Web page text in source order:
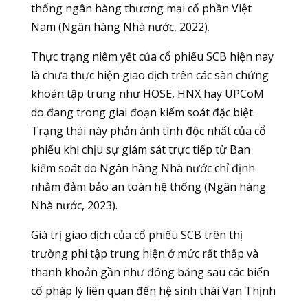
thống ngân hàng thương mại cổ phần Việt
Nam (Ngân hàng Nhà nước, 2022).
Thực trạng niêm yết của cổ phiếu SCB hiện nay
là chưa thực hiện giao dịch trên các sàn chứng
khoán tập trung như HOSE, HNX hay UPCoM
do đang trong giai đoạn kiểm soát đặc biệt.
Trạng thái này phản ánh tính độc nhất của cổ
phiếu khi chịu sự giám sát trực tiếp từ Ban
kiểm soát do Ngân hàng Nhà nước chỉ định
nhằm đảm bảo an toàn hệ thống (Ngân hàng
Nhà nước, 2023).
Giá trị giao dịch của cổ phiếu SCB trên thị
trường phi tập trung hiện ở mức rất thấp và
thanh khoản gần như đóng băng sau các biến
cố pháp lý liên quan đến hệ sinh thái Vạn Thịnh